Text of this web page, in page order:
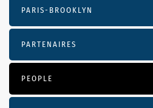
PARIS-BROOKLYN
PARTENAIRES
PEOPLE